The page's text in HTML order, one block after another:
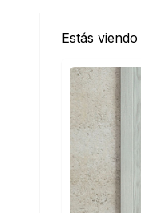
Estás viendo